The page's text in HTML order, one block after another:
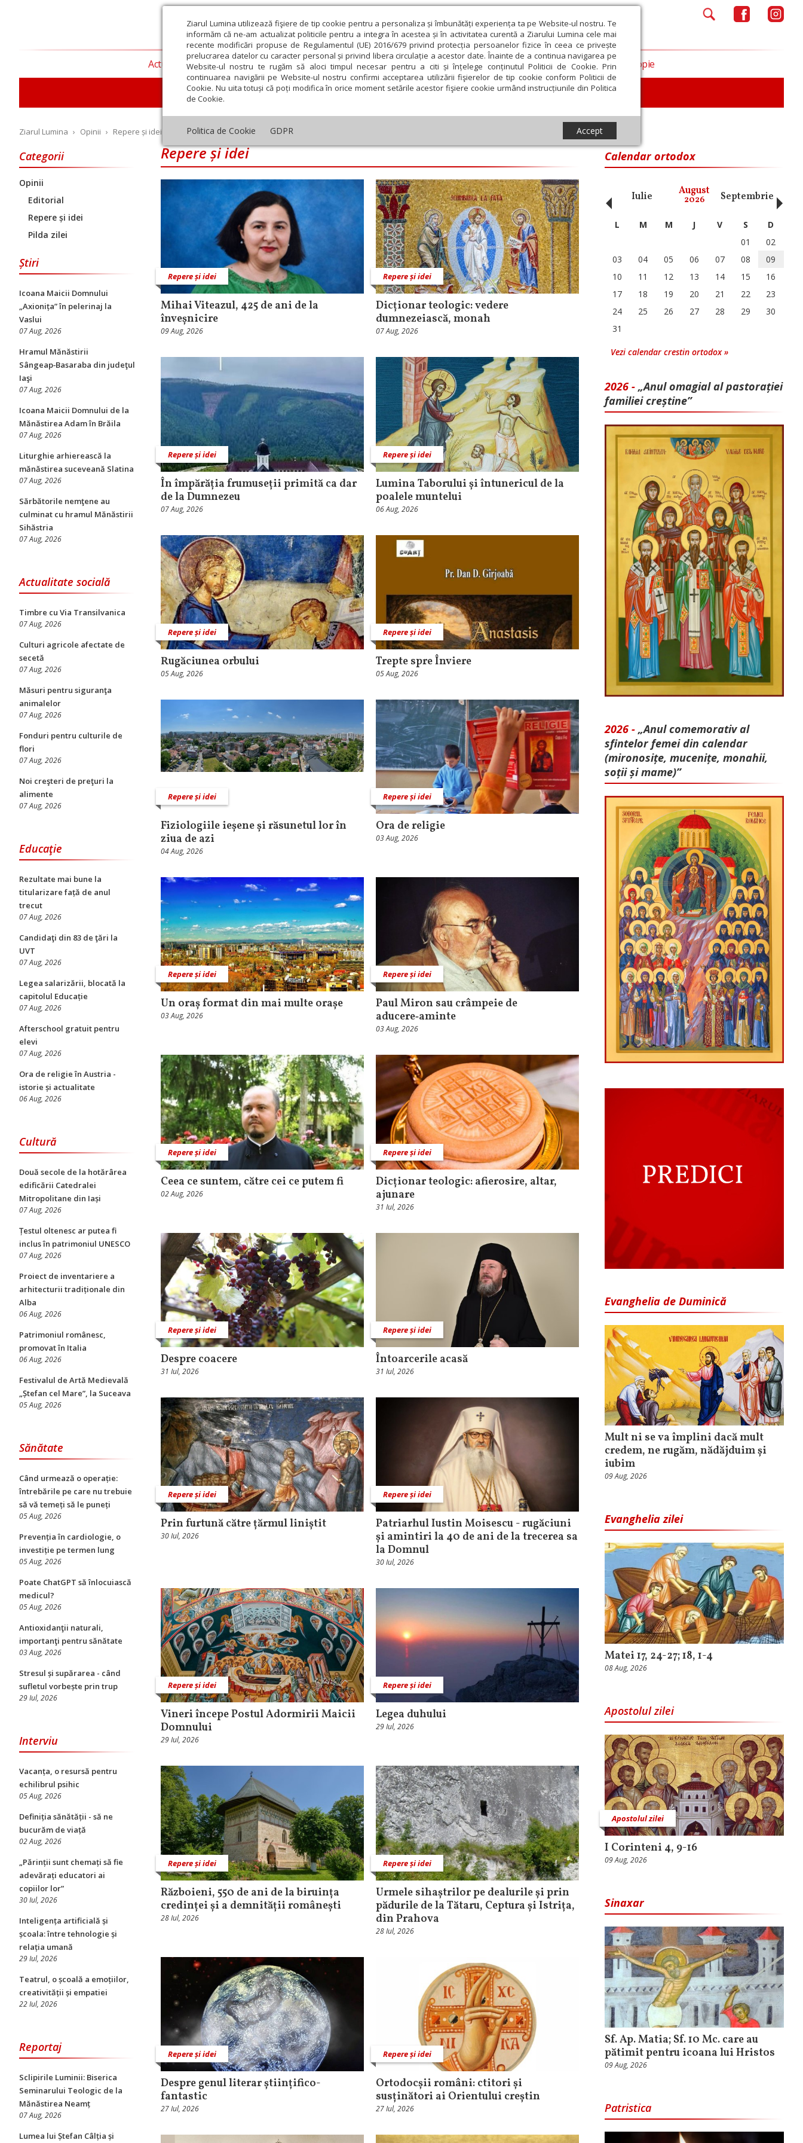
Ziarul Lumina utilizează fişiere de tip cookie pentru a personaliza și îmbunătăți experiența ta pe Website-ul nostru. Te
informăm că ne-am actualizat politicile pentru a integra în acestea și în activitatea curentă a Ziarului Lumina cele mai
recente modificări propuse de Regulamentul (UE) 2016/679 privind protecția persoanelor fizice în ceea ce privește
prelucrarea datelor cu caracter personal și privind libera circulație a acestor date. Înainte de a continua navigarea pe
Website-ul nostru te rugăm să aloci timpul necesar pentru a citi și înțelege conținutul Politicii de Cookie. Prin
continuarea navigării pe Website-ul nostru confirmi acceptarea utilizării fişierelor de tip cookie conform Politicii de
Cookie. Nu uita totuși că poți modifica în orice moment setările acestor fişiere cookie urmând instrucțiunile din Politica
de Cookie.
Politica de Cookie GDPR Accept
Actualitate religioasă Teologie și spiritualitate Educaţie și Cultură Societate Opinii
Editorial Repere și idei Pilda zilei
Filantropie
Ziarul Lumina › Opinii › Repere și idei
Categorii
Opinii
Editorial
Repere și idei
Pilda zilei
Știri
Icoana Maicii Domnului
„Axionița” în pelerinaj la
Vaslui
07 Aug, 2026
Hramul Mănăstirii
Sângeap‑Basaraba din judeţul
Iaşi
07 Aug, 2026
Icoana Maicii Domnului de la
Mănăstirea Adam în Brăila
07 Aug, 2026
Liturghie arhierească la
mănăstirea suceveană Slatina
07 Aug, 2026
Sărbătorile nemţene au
culminat cu hramul Mănăstirii
Sihăstria
07 Aug, 2026
Actualitate socială
Timbre cu Via Transilvanica
07 Aug, 2026
Culturi agricole afectate de
secetă
07 Aug, 2026
Măsuri pentru siguranţa
animalelor
07 Aug, 2026
Fonduri pentru culturile de
flori
07 Aug, 2026
Noi creşteri de preţuri la
alimente
07 Aug, 2026
Educaţie
Rezultate mai bune la
titularizare față de anul
trecut
07 Aug, 2026
Candidaţi din 83 de ţări la
UVT
07 Aug, 2026
Legea salarizării, blocată la
capitolul Educație
07 Aug, 2026
Afterschool gratuit pentru
elevi
07 Aug, 2026
Ora de religie în Austria -
istorie și actualitate
06 Aug, 2026
Cultură
Două secole de la hotărârea
edificării Catedralei
Mitropolitane din Iași
07 Aug, 2026
Țestul oltenesc ar putea fi
inclus în patrimoniul UNESCO
07 Aug, 2026
Proiect de inventariere a
arhitecturii tradiționale din
Alba
06 Aug, 2026
Patrimoniul românesc,
promovat în Italia
06 Aug, 2026
Festivalul de Artă Medievală
„Ștefan cel Mare”, la Suceava
05 Aug, 2026
Sănătate
Când urmează o operație:
întrebările pe care nu trebuie
să vă temeți să le puneți
05 Aug, 2026
Prevenția în cardiologie, o
investiție pe termen lung
05 Aug, 2026
Poate ChatGPT să înlocuiască
medicul?
05 Aug, 2026
Antioxidanţii naturali,
importanţi pentru sănătate
03 Aug, 2026
Stresul și supărarea - când
sufletul vorbește prin trup
29 Iul, 2026
Interviu
Vacanța, o resursă pentru
echilibrul psihic
05 Aug, 2026
Definiția sănătății - să ne
bucurăm de viață
02 Aug, 2026
„Părinții sunt chemați să fie
adevărați educatori ai
copiilor lor”
30 Iul, 2026
Inteligența artificială și
școala: între tehnologie și
relația umană
29 Iul, 2026
Teatrul, o școală a emoțiilor,
creativității și empatiei
22 Iul, 2026
Reportaj
Sclipirile Luminii: Biserica
Seminarului Teologic de la
Mănăstirea Neamț
07 Aug, 2026
Lumea lui Ștefan Câlția și
Repere și idei
Repere și idei
Mihai Viteazul, 425 de ani de la
înveșnicire
09 Aug, 2026
Repere și idei
Dicționar teologic: vedere
dumnezeiască, monah
07 Aug, 2026
Repere și idei
În împărăția frumuseții primită ca dar
de la Dumnezeu
07 Aug, 2026
Repere și idei
Lumina Taborului și întunericul de la
poalele muntelui
06 Aug, 2026
Repere și idei
Rugăciunea orbului
05 Aug, 2026
Repere și idei
Trepte spre Înviere
05 Aug, 2026
Repere și idei
Fiziologiile ieșene și răsunetul lor în
ziua de azi
04 Aug, 2026
Repere și idei
Ora de religie
03 Aug, 2026
Repere și idei
Un oraș format din mai multe orașe
03 Aug, 2026
Repere și idei
Paul Miron sau crâmpeie de
aducere‑aminte
03 Aug, 2026
Repere și idei
Ceea ce suntem, către cei ce putem fi
02 Aug, 2026
Repere și idei
Dicționar teologic: afierosire, altar,
ajunare
31 Iul, 2026
Repere și idei
Despre coacere
31 Iul, 2026
Repere și idei
Întoarcerile acasă
31 Iul, 2026
Repere și idei
Prin furtună către țărmul liniștit
30 Iul, 2026
Repere și idei
Patriarhul Iustin Moisescu - rugăciuni
și amintiri la 40 de ani de la trecerea sa
la Domnul
30 Iul, 2026
Repere și idei
Vineri începe Postul Adormirii Maicii
Domnului
29 Iul, 2026
Repere și idei
Legea duhului
29 Iul, 2026
Repere și idei
Războieni, 550 de ani de la biruința
credinței și a demnității românești
28 Iul, 2026
Repere și idei
Urmele sihaștrilor pe dealurile și prin
pădurile de la Tătaru, Ceptura și Istrița,
din Prahova
28 Iul, 2026
Repere și idei
Despre genul literar științifico-
fantastic
27 Iul, 2026
Repere și idei
Ortodocșii români: ctitori și
susținători ai Orientului creștin
27 Iul, 2026
Calendar ortodox
August Octombrie Noiembrie Decembrie Ianuarie Februarie Martie Aprilie Mai Iunie Iulie August
2026 Septembrie
‹ L M M J V S
D
01
02
03
04 05 06 07 08
09
10
11 12 13 14 15
16
17
18 19 20 21 22
23
24
25 26 27 28 29
30
31
Vezi calendar crestin ortodox »
2026 - „Anul omagial al pastorației
familiei creștine”
2026 - „Anul comemorativ al
sfintelor femei din calendar
(mironosițe, mu­cenițe, monahii,
soții și mame)”
Evanghelia de Duminică
Mult ni se va împlini dacă mult
credem, ne rugăm, nădăjduim și
iubim
09 Aug, 2026
Evanghelia zilei
Matei 17, 24-27; 18, 1-4
08 Aug, 2026
Apostolul zilei
Apostolul zilei
I Corinteni 4, 9-16
09 Aug, 2026
Sinaxar
Sf. Ap. Matia; Sf. 10 Mc. care au
pătimit pentru icoana lui Hristos
09 Aug, 2026
Patristica